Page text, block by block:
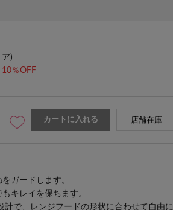
)
10％OFF
カートに入れる 店舗在庫
ガードします。
キレイを保ちます。
計で、レンジフードの形状に合わせて自由に